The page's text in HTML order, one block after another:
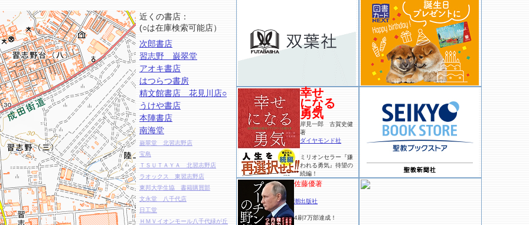
近くの書店：
(○は在庫検索可能店）
次郎書店
習志野 巌翠堂
アオキ書店
はつらつ書房
精文館書店 花見川店○
うけや書店
本陣書店
南海堂
巌翠堂 北習志野店
宝島
ＴＳＵＴＡＹＡ 北習志野店
ラオックス 東習志野店
東邦大学生協 書籍購買部
文永堂 八千代店
日工堂
ＨＭＶイオンモール八千代緑が丘
幸せ
になる
勇気
岸見一郎 古賀史健
著
ダイヤモンド社
ミリオンセラー『嫌
われる勇気』待望の
続編！
佐藤優著
潮出版社
4刷7万部達成！